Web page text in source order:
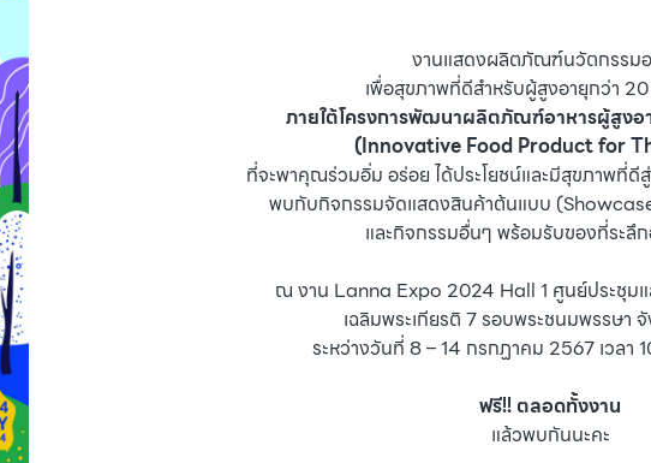
งานแสดงผลิตภัณฑ์นวัตกรรมอ
เพื่อสุขภาพที่ดีสำหรับผู้สูงอายุกว่า
ภายใต้โครงการพัฒนาผลิตภัณฑ์อาหารผู้สูงอ
(Innovative Food Product for
ที่จะพาคุณร่วมอิ่ม อร่อย ได้ประโยชน์และมีสุขภาพที่ดี
พบกับกิจกรรมจัดแสดงสินค้าต้นแบบ
และกิจกรรมอื่นๆ พร้อมรับของที่ระลึ
ณ งาน Lanna Expo 2024 Hall 1 ศูนย์ประชุมแ
เฉลิมพระเกียรติ 7 รอบพระชนมพรรษา
ระหว่างวันที่ 8 – 14 กรกฏาคม 2567 เวลา
ฟรี!! ตลอดทั้งงาน
แล้วพบกันนะคะ